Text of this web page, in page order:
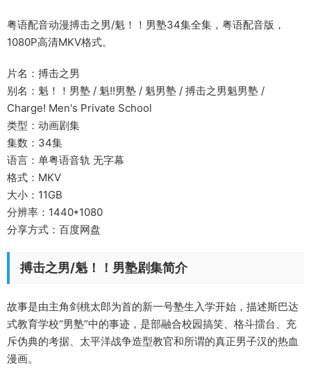
粤语配音动漫搏击之男/魁！！男塾34集全集，粤语配音版，
1080P高清MKV格式。
片名：搏击之男
别名：魁！！男塾 / 魁!!男塾 / 魁男塾 / 搏击之男魁男塾 /
Charge! Men's Private School
类型：动画剧集
集数：34集
语言：单粤语音轨 无字幕
格式：MKV
大小：11GB
分辨率：1440*1080
分享方式：百度网盘
搏击之男/魁！！男塾剧集简介
故事是由主角剑桃太郎为首的新一号塾生入学开始，描述斯巴达
式教育学校“男塾”中的事迹，是部融合校园搞笑、格斗擂台、充
斥伪典的考据、太平洋战争造型教官和所谓的真正男子汉的热血
漫画。